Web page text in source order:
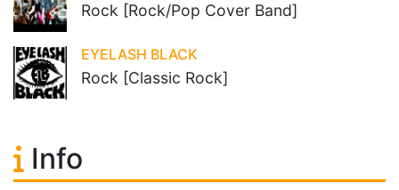
Rock [Rock/Pop Cover Band]
EYELASH BLACK
Rock [Classic Rock]
Info